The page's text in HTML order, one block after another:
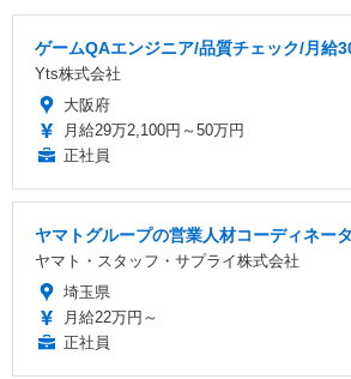
ゲームQAエンジニア/品質チェック/月給
Yts株式会社
大阪府
月給29万2,100円～50万円
正社員
ヤマトグループの営業人材コーディネー
ヤマト・スタッフ・サプライ株式会社
埼玉県
月給22万円～
正社員